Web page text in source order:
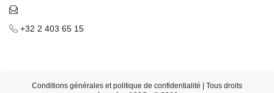
+32 2 403 65 15
Conditions générales et politique de confidentialité | Tous droits